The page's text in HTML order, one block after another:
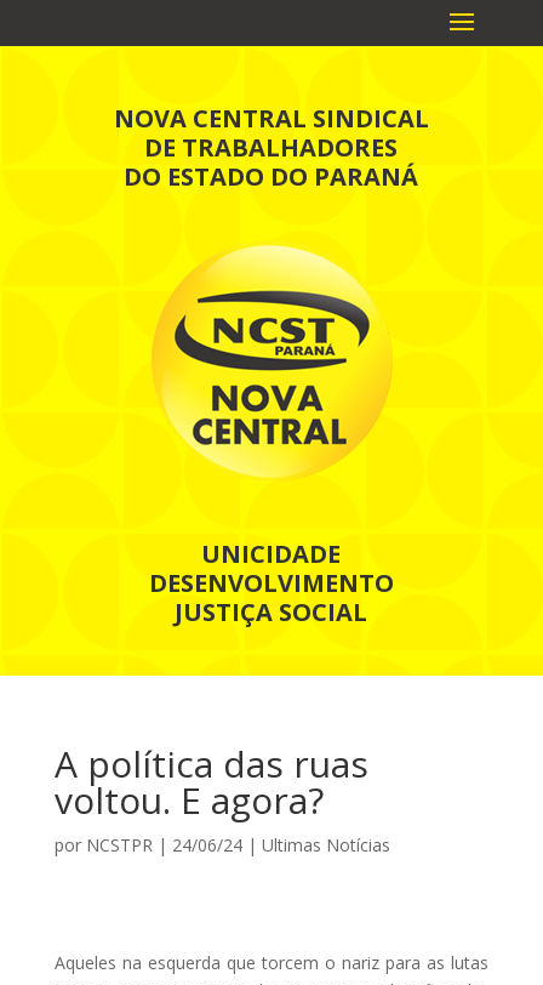
NOVA CENTRAL SINDICAL
DE TRABALHADORES
DO ESTADO DO PARANÁ
UNICIDADE
DESENVOLVIMENTO
JUSTIÇA SOCIAL
A política das ruas
voltou. E agora?
por NCSTPR| 24/06/24| Ultimas Notícias
Aqueles na esquerda que torcem o nariz para as lutas